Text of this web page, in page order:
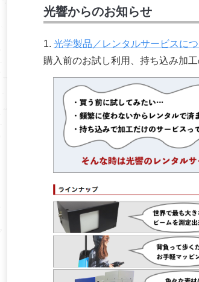
光響からのお知らせ
1. 光学製品／レンタルサービスに
購入前のお試し利用、持ち込み加